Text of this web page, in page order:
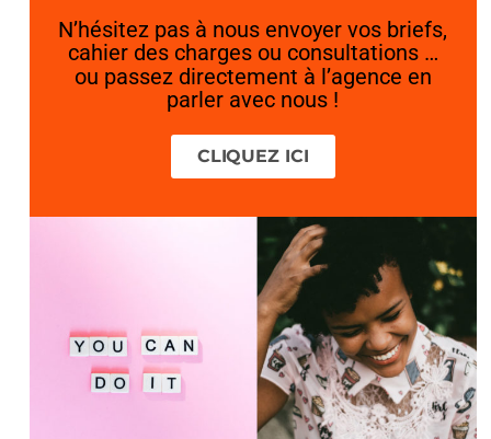
N’hésitez pas à nous envoyer vos briefs,
cahier des charges ou consultations …
ou passez directement à l’agence en
parler avec nous !
CLIQUEZ ICI